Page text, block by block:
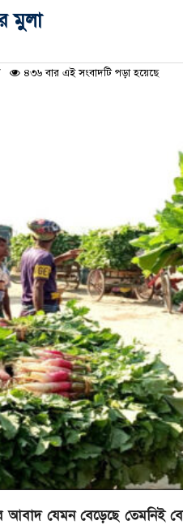
মুলা
৪৩৬ বার এই সংবাদটি পড়া হয়েছে
যেমন বেড়েছে তেমনিই